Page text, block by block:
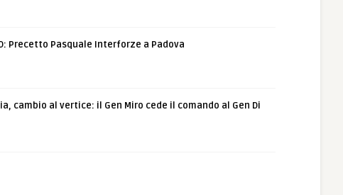
Precetto Pasquale Interforze a Padova
cambio al vertice: il Gen Miro cede il comando al Gen Di